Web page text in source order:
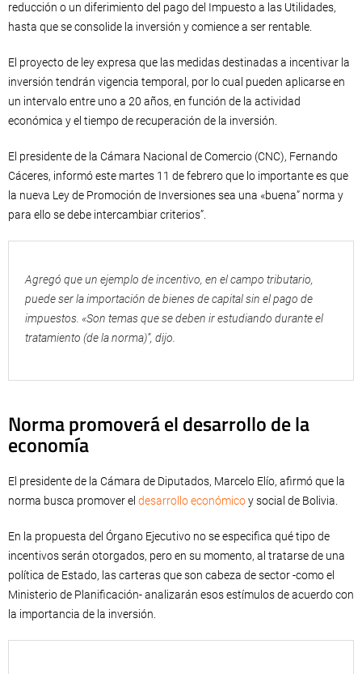
reducción o un diferimiento del pago del Impuesto a las Utilidades,
hasta que se consolide la inversión y comience a ser rentable.
El proyecto de ley expresa que las medidas destinadas a incentivar la
inversión tendrán vigencia temporal, por lo cual pueden aplicarse en
un intervalo entre uno a 20 años, en función de la actividad
económica y el tiempo de recuperación de la inversión.
El presidente de la Cámara Nacional de Comercio (CNC), Fernando
Cáceres, informó este martes 11 de febrero que lo importante es que
la nueva Ley de Promoción de Inversiones sea una «buena” norma y
para ello se debe intercambiar criterios”.
Agregó que un ejemplo de incentivo, en el campo tributario,
puede ser la importación de bienes de capital sin el pago de
impuestos. «Son temas que se deben ir estudiando durante el
tratamiento (de la norma)”, dijo.
Norma promoverá el desarrollo de la
economía
El presidente de la Cámara de Diputados, Marcelo Elío, afirmó que la
norma busca promover el desarrollo económicoy social de Bolivia.
En la propuesta del Órgano Ejecutivo no se especifica qué tipo de
incentivos serán otorgados, pero en su momento, al tratarse de una
política de Estado, las carteras que son cabeza de sector -como el
Ministerio de Planificación- analizarán esos estímulos de acuerdo con
la importancia de la inversión.